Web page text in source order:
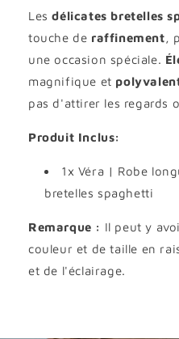
Lesdélicates bretelles
touche de raffinement,
une occasion spéciale.
magnifique et
pas d'attirer les regards
Produit Inclus:
1x Véra | Robe
bretelles spaghetti
Remarque : Il peut y
couleur et de taille en
et de l'éclairage.